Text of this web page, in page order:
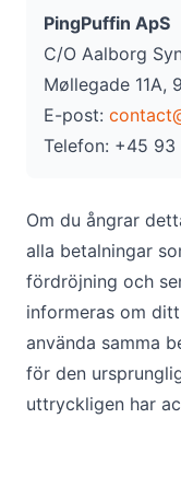
PingPuffin ApS
C/O Aalborg
Møllegade 11A,
E-post:
Telefon: +45 93
Om du ångrar
alla betalningar
fördröjning och
informeras om
använda samma
för den
uttryckligen har